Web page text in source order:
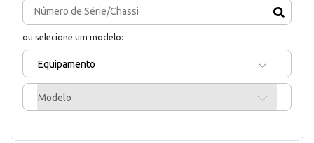
ou selecione um modelo:
Equipamento
Modelo